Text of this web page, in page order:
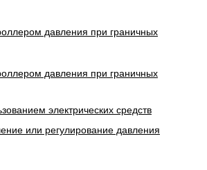
электрических средств
или регулирование давления